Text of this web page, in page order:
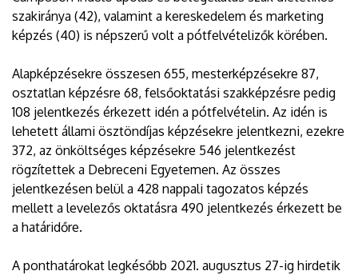
szakiránya (42), valamint a kereskedelem és marketing
képzés (40) is népszerű volt a pótfelvételizők körében.
Alapképzésekre összesen 655, mesterképzésekre 87,
osztatlan képzésre 68, felsőoktatási szakképzésre pedig
108 jelentkezés érkezett idén a pótfelvételin. Az idén is
lehetett állami ösztöndíjas képzésekre jelentkezni, ezekre
372, az önköltséges képzésekre 546 jelentkezést
rögzítettek a Debreceni Egyetemen. Az összes
jelentkezésen belül a 428 nappali tagozatos képzés
mellett a levelezős oktatásra 490 jelentkezés érkezett be
a határidőre.
A ponthatárokat legkésőbb 2021. augusztus 27-ig hirdetik